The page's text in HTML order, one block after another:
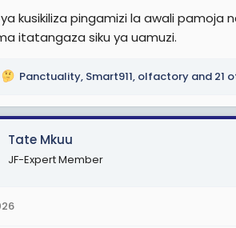
kusikiliza pingamizi la awali pamoja
itatangaza siku ya uamuzi.
Panctuality, Smart911, olfactory and 21
Tate Mkuu
JF-Expert Member